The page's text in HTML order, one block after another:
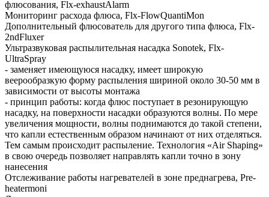
флюсования, Flx-exhaustAlarm
Мониторинг расхода флюса, Flx-FlowQuantiMon
Дополнительный флюсователь для другого типа флюса, Flx-
2ndFluxer
Ультразвуковая распылительная насадка Sonotek, Flx-
UltraSpray
- заменяет имеющуюся насадку, имеет широкую
веерообразкую форму распыления шириной около 30-50 мм в
зависимости от высоты монтажа
- принцип работы: когда флюс поступает в резонирующую
насадку, на поверхности насадки образуются волны. По мере
увеличения мощности, волны поднимаются до такой степени,
что капли естественным образом начинают от них отделяться.
Тем самым происходит распыление. Технология «Air Shaping»
в свою очередь позволяет направлять капли точно в зону
нанесения
Отслеживание работы нагревателей в зоне преднагрева, Pre-
heatermoni